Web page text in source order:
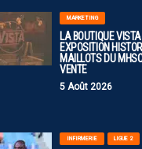
MARKETING
LA BOUTIQUE
EXPOSITION
MAILLOTS DU
VENTE
5 Août 2026
INFIRMERIE LIGUE 2
POUR LA
À LA